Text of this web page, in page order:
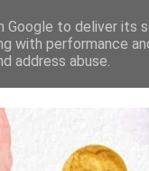
to deliver its
with performance
address abuse.